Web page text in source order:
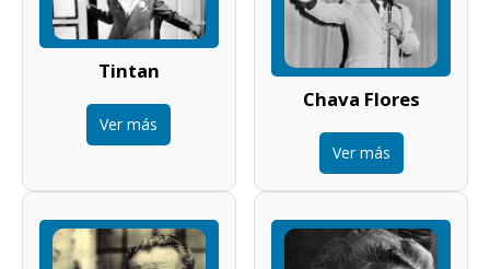
Tintan
Ver más
Chava Flores
Ver más